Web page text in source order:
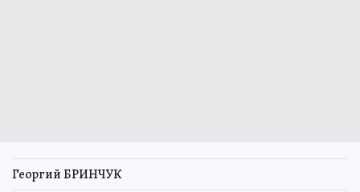
Георгий БРИНЧУК